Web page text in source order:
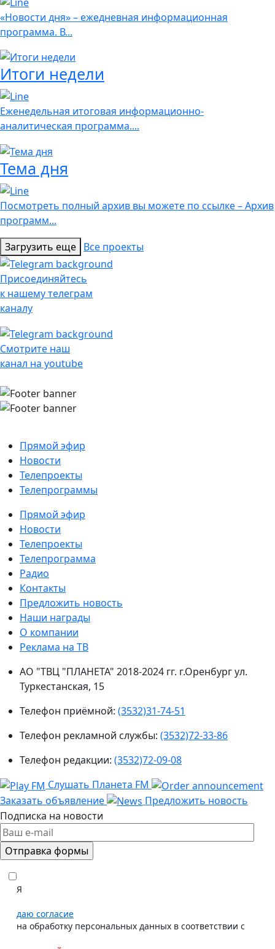
«Новости дня» – ежедневная информационная
программа. В...
Итоги недели
Еженедельная итоговая информационно-
аналитическая программа....
Тема дня
Посмотреть полный архив вы можете по ссылке – Архив
программ...
Загрузить еще Все проекты
Присоединяйтесь
к нашему телеграм
каналу
Смотрите наш
канал на youtube
Прямой эфир
Новости
Телепроекты
Телепрограммы
Прямой эфир
Новости
Телепроекты
Телепрограмма
Радио
Контакты
Предложить новость
Наши награды
О компании
Реклама на ТВ
АО "ТВЦ "ПЛАНЕТА" 2018-2024 гг. г.Оренбург ул.
Туркестанская, 15
Телефон приёмной: (3532)31-74-51
Телефон рекламной службы: (3532)72-33-86
Телефон редакции: (3532)72-09-08
Слушать Планета FM
Заказать объявление
Предложить новость
Подписка на новости
Я
даю согласие
на обработку персональных данных в соответствии с